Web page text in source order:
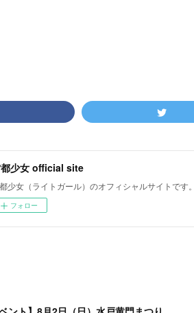
少女 official site
少女（ライトガール）のオフィシャルサイトです。
フォロー